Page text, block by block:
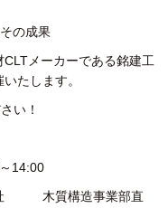
の成果
CLTメーカーである銘建工
たします。
い！
14:00
木質構造事業部直